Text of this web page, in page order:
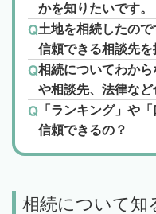
かを知りたいです。
土地を相続したの
信頼できる相談先を
相続についてわか
や相談先、法律など
「ランキング」や
信頼できるの？
相続について知